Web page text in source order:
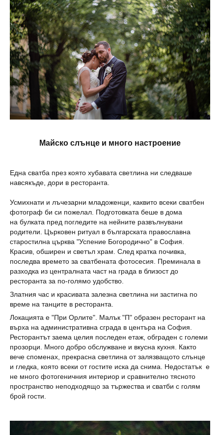
Майско слънце и много настроение
Една сватба през която хубавата светлина ни следваше
навсякъде, дори в ресторанта.
Усмихнати и лъчезарни младоженци, каквито всеки сватбен
фотограф би си пожелал. Подготовката беше в дома
на булката пред погледите на нейните развълнувани
родители. Църковен ритуал в българската православна
старостилна църква "Успение Богородично" в София.
Красив, обширен и светъл храм. След кратка почивка,
последва времето за сватбената фотосесия. Преминала в
разходка из централната част на града в близост до
ресторанта за по-голямо удобство.
Златния час и красивата залезна светлина ни застигна по
време на танците в ресторанта.
Локацията е "При Орлите". Малък "П" образен ресторант на
върха на административна сграда в центъра на София.
Ресторантът заема целия последен етаж, обграден с големи
прозорци. Много добро обслужване и вкусна кухня. Както
вече споменах, прекрасна светлина от залязващото слънце
и гледка, която всеки от гостите иска да снима. Недостатък е
не много фотогеничния интериор и сравнително тясното
пространство неподходящо за тържества и сватби с голям
брой гости.